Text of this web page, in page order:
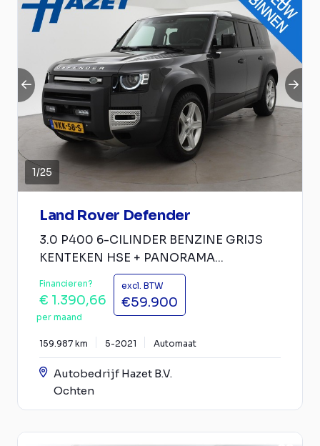
1/25
Land Rover Defender
3.0 P400 6-CILINDER BENZINE GRIJS
KENTEKEN HSE + PANORAMA...
Financieren?
€ 1.390,66
per maand
excl. BTW
€59.900
159.987 km 5-2021 Automaat
Autobedrijf Hazet B.V.
Ochten